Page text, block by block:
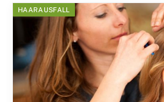
HAARAUSFALL